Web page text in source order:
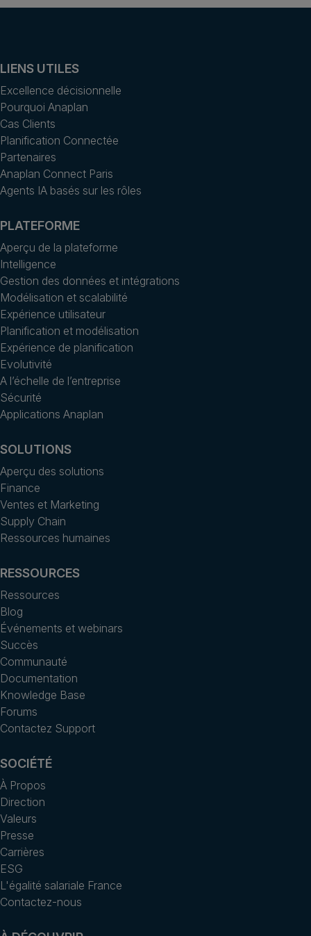
LIENS UTILES
Excellence décisionnelle
Pourquoi Anaplan
Cas Clients
Planification Connectée
Partenaires
Anaplan Connect Paris
Agents IA basés sur les rôles
PLATEFORME
Aperçu de la plateforme
Intelligence
Gestion des données et intégrations
Modélisation et scalabilité
Expérience utilisateur
Planification et modélisation
Expérience de planification
Evolutivité
A l’échelle de l’entreprise
Sécurité
Applications Anaplan
SOLUTIONS
Aperçu des solutions
Finance
Ventes et Marketing
Supply Chain
Ressources humaines
RESSOURCES
Ressources
Blog
Événements et webinars
Succès
Communauté
Documentation
Knowledge Base
Forums
Contactez Support
SOCIÉTÉ
À Propos
Direction
Valeurs
Presse
Carrières
ESG
L'égalité salariale France
Contactez-nous